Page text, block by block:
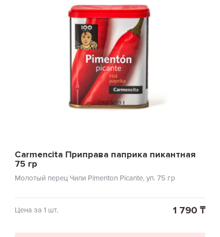
Carmencita Приправа паприка пикантная
75 гр
Молотый перец Чили Pimenton Picante, уп. 75 гр
Цена за 1 шт. 1 790 ₸